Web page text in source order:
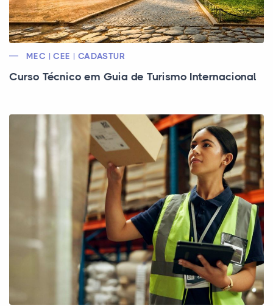
MEC | CEE | CADASTUR
Curso Técnico em Guia de Turismo Internacional